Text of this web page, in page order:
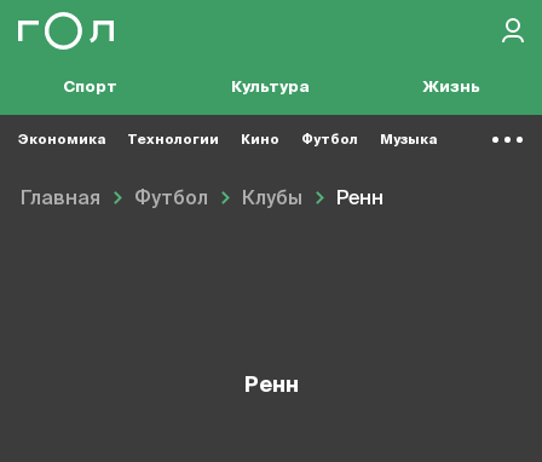
Спорт Культура Жизнь
Экономика Технологии Кино Футбол Музыка
Главная Футбол Клубы Ренн
Ренн